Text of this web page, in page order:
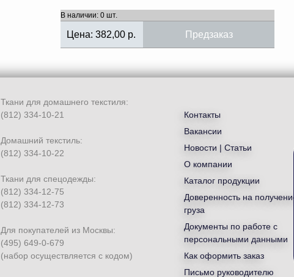
В наличии: 0 шт.
Цена: 382,00 р. Предзаказ
Ткани для домашнего текстиля:
(812) 334-10-21
Домашний текстиль:
(812) 334-10-22
Ткани для спецодежды:
(812) 334-12-75
(812) 334-12-73
Для покупателей из Москвы:
(495) 649-0-679
(набор осуществляется с кодом)
Контакты
Вакансии
Новости | Статьи
О компании
Каталог продукции
Доверенность на получение
груза
Документы по работе с
персональными данными
Как оформить заказ
Письмо руководителю